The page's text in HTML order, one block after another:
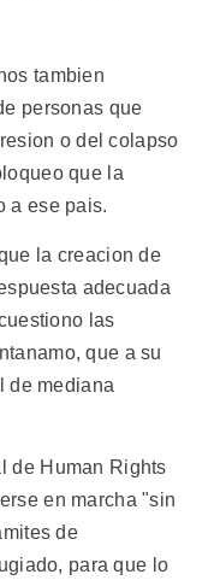
tambien
personas que
o del colapso
que la
a ese pais.
la creacion de
adecuada
las
que a su
de mediana
de Human Rights
en marcha "sin
de
para que lo